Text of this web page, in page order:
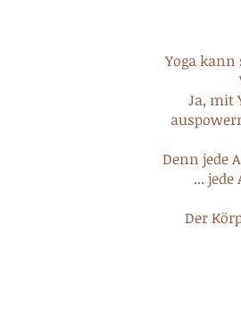
Yoga
Ja, mit
Denn jede
...
Der